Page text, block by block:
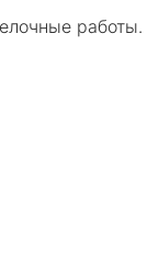
работы.